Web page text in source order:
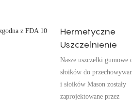
Hermetyczne
Uszczelnienie
Nasze uszczelki gumowe
słoików do
i słoików Mason zostały
zaprojektowane przez